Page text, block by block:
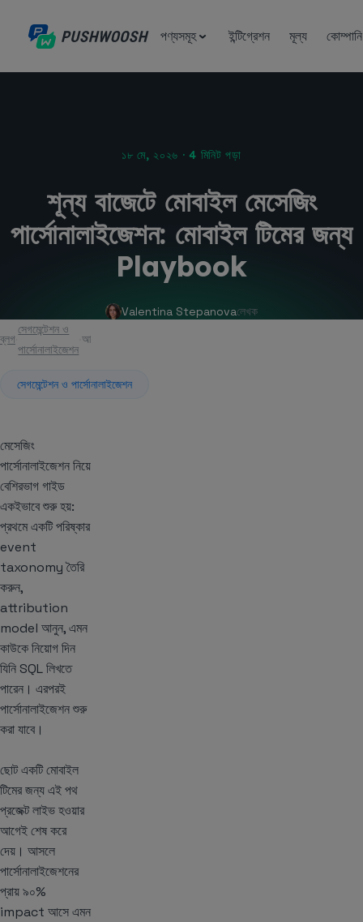
পণ্যসমূহ ইন্টিগ্রেশন মূল্য কোম্পানি
১৮ মে, ২০২৬ · 4 মিনিট পড়া
শূন্য বাজেটে মোবাইল মেসেজিং
পার্সোনালাইজেশন: মোবাইল টিমের জন্য
Playbook
Valentina Stepanovaলেখক
ব্লগ
সেগমেন্টেশন ও
পার্সোনালাইজেশন
সেগমেন্টেশন ও পার্সোনালাইজেশন
মেসেজিং
পার্সোনালাইজেশন নিয়ে
বেশিরভাগ গাইড
একইভাবে শুরু হয়:
প্রথমে একটি পরিষ্কার
event
taxonomy তৈরি
করুন,
attribution
model আনুন, এমন
কাউকে নিয়োগ দিন
যিনি SQL লিখতে
পারেন। এরপরই
পার্সোনালাইজেশন শুরু
করা যাবে।
ছোট একটি মোবাইল
টিমের জন্য এই পথ
প্রজেক্ট লাইভ হওয়ার
আগেই শেষ করে
দেয়। আসলে
পার্সোনালাইজেশনের
প্রায় ৯০%
impact আসে এমন